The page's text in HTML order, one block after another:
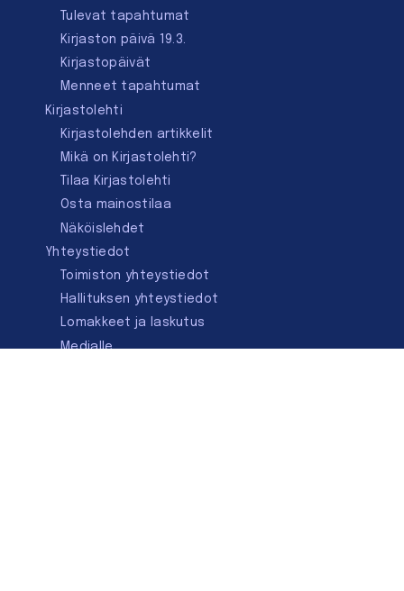
Tulevat tapahtumat
Kirjaston päivä 19.3.
Kirjastopäivät
Menneet tapahtumat
Kirjastolehti
Kirjastolehden artikkelit
Mikä on Kirjastolehti?
Tilaa Kirjastolehti
Osta mainostilaa
Näköislehdet
Yhteystiedot
Toimiston yhteystiedot
Hallituksen yhteystiedot
Lomakkeet ja laskutus
Medialle